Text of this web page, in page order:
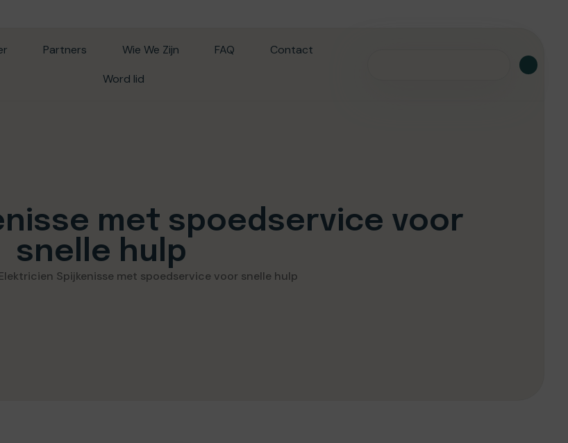
Partners Wie We Zijn FAQ
Contact
Word lid
met spoedservice voor
snelle hulp
Spijkenisse met spoedservice voor snelle hulp